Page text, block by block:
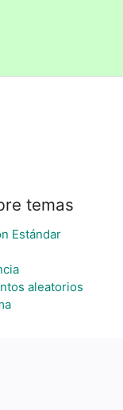
temas
Estándar
aleatorios